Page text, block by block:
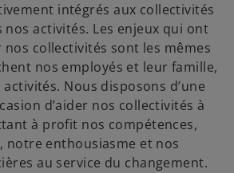
intégrés aux collectivités
nos activités. Les enjeux qui ont
nos collectivités sont les mêmes
nos employés et leur famille,
Nous disposons d’une
d’aider nos collectivités à
à profit nos compétences,
notre enthousiasme et nos
au service du changement.